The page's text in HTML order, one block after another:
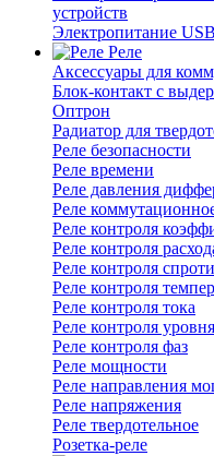
устройств
Электропитание USB
Реле
Аксессуары для
Блок-контакт с
Оптрон
Радиатор для
Реле безопасности
Реле времени
Реле давления
Реле
Реле контроля
Реле контроля
Реле контроля
Реле контроля
Реле контроля тока
Реле контроля
Реле контроля фаз
Реле мощности
Реле направления
Реле напряжения
Реле твердотельное
Розетка-реле